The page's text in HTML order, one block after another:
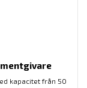
kapacitet från 50